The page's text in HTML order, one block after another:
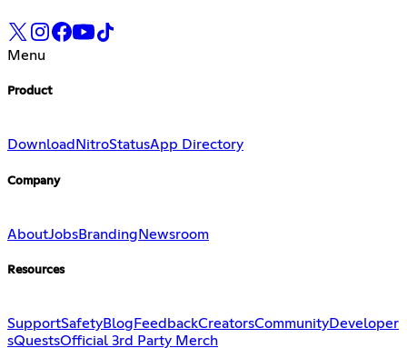
Menu
Product
Download NitroStatusApp Directory
Company
AboutJobsBranding Newsroom
Resources
SupportSafetyBlog FeedbackCreatorsCommunityDeveloper
sQuestsOfficial 3rd Party Merch